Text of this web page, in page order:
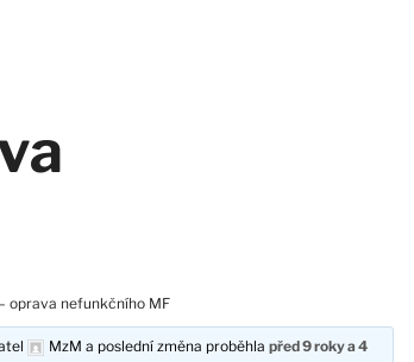
oprava nefunkčního MF
MzM a poslední změna proběhlapřed 9 roky a 4